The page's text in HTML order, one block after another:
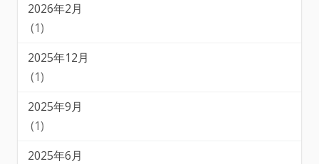
2026年2月
(1)
2025年12月
(1)
2025年9月
(1)
2025年6月